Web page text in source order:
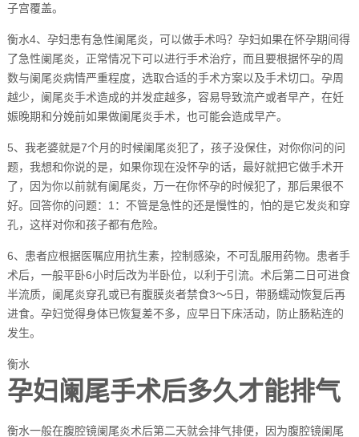
子宫覆盖。
衡水4、孕妇患有急性阑尾炎，可以做手术吗？孕妇如果在怀孕期间得
了急性阑尾炎，正常情况下可以进行手术治疗，而且要根据怀孕的周
数与阑尾炎病情严重程度，选取合适的手术方案以及手术切口。孕周
越少，阑尾炎手术造成的并发症越多，容易导致流产或者早产，在妊
娠晚期和分娩前如果做阑尾炎手术，也可能会造成早产。
5、我老婆就是7个月的时候阑尾炎犯了，孩子没保住，对你你问的问
题，我想和你说的是，如果你现在没怀孕的话，最好就把它做手术开
了，因为你以前就有阑尾炎，万一在你怀孕的时候犯了，那后果很不
好。回答你的问题：1：不管是急性的还是慢性的，怕的是它发炎和穿
孔，这样对你和孩子都有危险。
6、患者应根据医嘱应用抗生素，控制感染，不可乱服用药物。患者手
术后，一般平卧6小时后改为半卧位，以利于引流。术后第二日可进食
半流质，阑尾炎穿孔或已有腹膜炎者禁食3～5日，带肠蠕动恢复后再
进食。孕妇觉得身体已恢复差不多，应早日下床活动，防止肠粘连的
发生。
衡水
孕妇阑尾手术后多久才能排气
衡水一般在腹腔镜阑尾炎术后第二天就会排气排便，因为腹腔镜阑尾